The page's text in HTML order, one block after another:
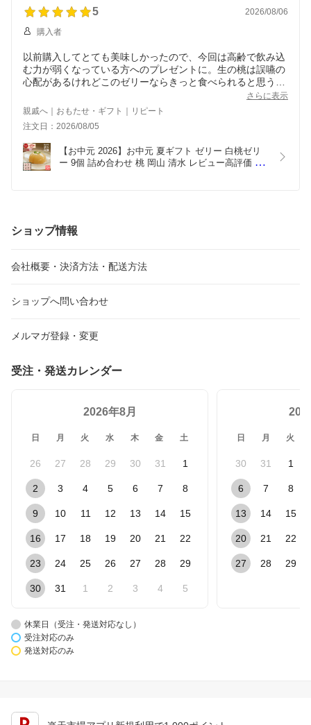
5 2026/08/06
購入者
以前購入してとても美味しかったので、今回は高齢で飲み込
む力が弱くなっている方へのプレゼントに。生の桃は誤嚥の
心配があるけれどこのゼリーならきっと食べられると思う。
と言ってもゼラチンや寒天で固めたような食感ではなく、絶
妙に本物っほくてとにかく美味しいです。
さらに表示
親戚へ｜おもたせ・ギフト｜リピート
注文日：2026/08/05
【お中元 2026】お中元 夏ギフト ゼリー 白桃ゼリ
ー 9個 詰め合わせ 桃 岡山 清水 レビュー高評価 ギ
ショップ情報
会社概要・決済方法・配送方法
ショップへ問い合わせ
メルマガ登録・変更
受注・発送カレンダー
2026年8月
日 月 火 水 木 金 土
26 27 28 29 30 31 1
2 3 4 5 6 7 8
9 10 11 12 13 14 15
16 17 18 19 20 21 22
23 24 25 26 27 28 29
30 31 1 2 3 4 5
日 月 火
30 31 1
6 7 8
13 14 15
20 21 22
27 28 29
休業日（受注・発送対応なし）
受注対応のみ
発送対応のみ